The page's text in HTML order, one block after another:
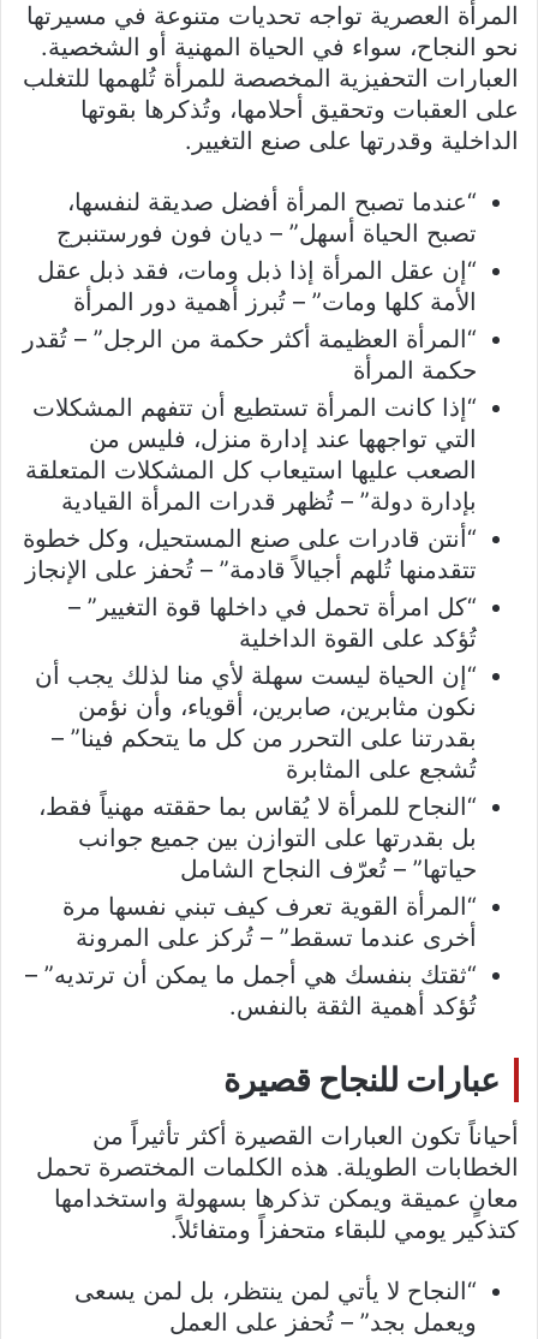
المرأة العصرية تواجه تحديات متنوعة في مسيرتها
نحو النجاح، سواء في الحياة المهنية أو الشخصية.
العبارات التحفيزية المخصصة للمرأة تُلهمها للتغلب
على العقبات وتحقيق أحلامها، وتُذكرها بقوتها
الداخلية وقدرتها على صنع التغيير.
“عندما تصبح المرأة أفضل صديقة لنفسها،
تصبح الحياة أسهل” – ديان فون فورستنبرج
“إن عقل المرأة إذا ذبل ومات، فقد ذبل عقل
الأمة كلها ومات” – تُبرز أهمية دور المرأة
“المرأة العظيمة أكثر حكمة من الرجل” – تُقدر
حكمة المرأة
“إذا كانت المرأة تستطيع أن تتفهم المشكلات
التي تواجهها عند إدارة منزل، فليس من
الصعب عليها استيعاب كل المشكلات المتعلقة
بإدارة دولة” – تُظهر قدرات المرأة القيادية
“أنتن قادرات على صنع المستحيل، وكل خطوة
تتقدمنها تُلهم أجيالاً قادمة” – تُحفز على الإنجاز
“كل امرأة تحمل في داخلها قوة التغيير” –
تُؤكد على القوة الداخلية
“إن الحياة ليست سهلة لأي منا لذلك يجب أن
نكون مثابرين، صابرين، أقوياء، وأن نؤمن
بقدرتنا على التحرر من كل ما يتحكم فينا” –
تُشجع على المثابرة
“النجاح للمرأة لا يُقاس بما حققته مهنياً فقط،
بل بقدرتها على التوازن بين جميع جوانب
حياتها” – تُعرّف النجاح الشامل
“المرأة القوية تعرف كيف تبني نفسها مرة
أخرى عندما تسقط” – تُركز على المرونة
“ثقتك بنفسك هي أجمل ما يمكن أن ترتديه” –
تُؤكد أهمية الثقة بالنفس.
عبارات للنجاح قصيرة
أحياناً تكون العبارات القصيرة أكثر تأثيراً من
الخطابات الطويلة. هذه الكلمات المختصرة تحمل
معانٍ عميقة ويمكن تذكرها بسهولة واستخدامها
كتذكير يومي للبقاء متحفزاً ومتفائلاً.
“النجاح لا يأتي لمن ينتظر، بل لمن يسعى
ويعمل بجد” – تُحفز على العمل